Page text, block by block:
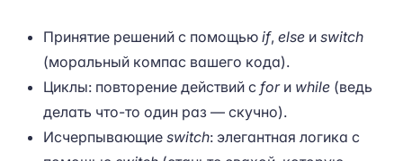
Принятие решений с помощью if, else и switch
(моральный компас вашего кода).
Циклы: повторение действий с forи while (ведь
делать что-то один раз — скучно).
Исчерпывающие switch: элегантная логика с